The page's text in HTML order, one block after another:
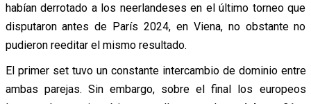
habían derrotado a los neerlandeses en el último torneo que
disputaron antes de París 2024, en Viena, no obstante no
pudieron reeditar el mismo resultado.
El primer set tuvo un constante intercambio de dominio entre
ambas parejas. Sin embargo, sobre el final los europeos